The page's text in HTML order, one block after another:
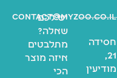
contact@myzoo.co.il
חסידה
21,
מודיעין
יש לכם
שאלה?
מתלבטים
איזה מוצר
הכי